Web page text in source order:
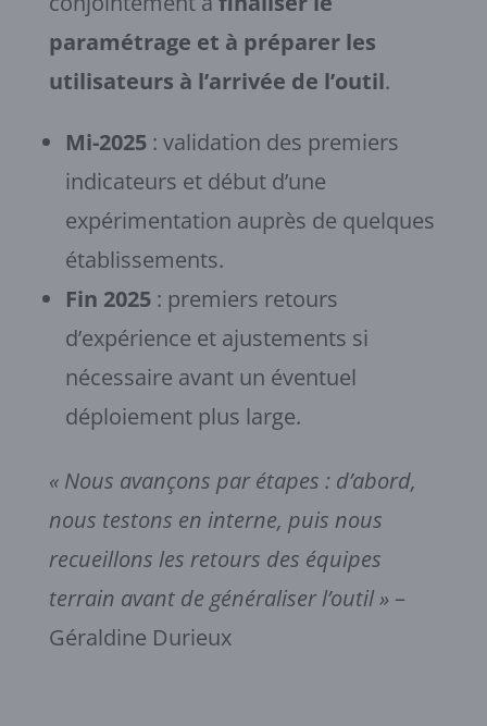
paramétrage et à préparer les
utilisateurs à l’arrivée de l’outil.
Mi-2025: validation des premiers
indicateurs et début d’une
expérimentation auprès de quelques
établissements.
Fin 2025: premiers retours
d’expérience et ajustements si
nécessaire avant un éventuel
déploiement plus large.
« Nous avançons par étapes : d’abord,
nous testons en interne, puis nous
recueillons les retours des équipes
terrain avant de généraliser l’outil »–
Géraldine Durieux